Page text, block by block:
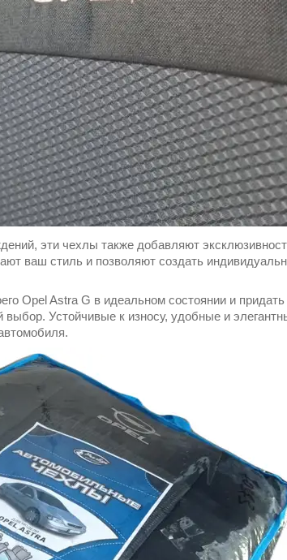
эти чехлы также добавляют
ваш стиль и позволяют создать
Opel Astra G в идеальном состоянии и
Устойчивые к износу, удобные и